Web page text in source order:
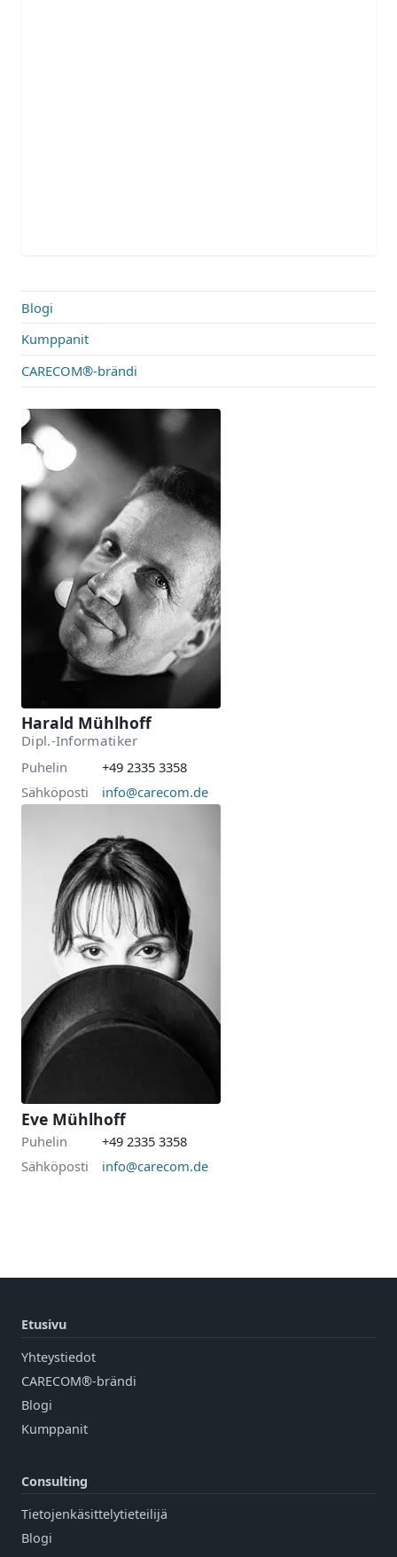
Blogi
Kumppanit
CARECOM®-brändi
Harald Mühlhoff
Dipl.-Informatiker
Puhelin
+49 2335 3358
Sähköposti
info@carecom.de
Eve Mühlhoff
Puhelin
+49 2335 3358
Sähköposti
info@carecom.de
Etusivu
Yhteystiedot
CARECOM®-brändi
Blogi
Kumppanit
Consulting
Tietojenkäsittelytieteilijä
Blogi